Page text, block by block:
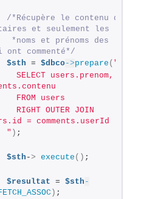
/*Récupère le contenu de
et seulement les
*noms et prénoms des
commenté*/
$sth = $dbco->prepare ( "
SELECT users.prenom,
FROM users
RIGHT OUTER JOIN
= comments.userId
"
) ;
$sth -> execute () ;
$resultat = $sth -
) ;